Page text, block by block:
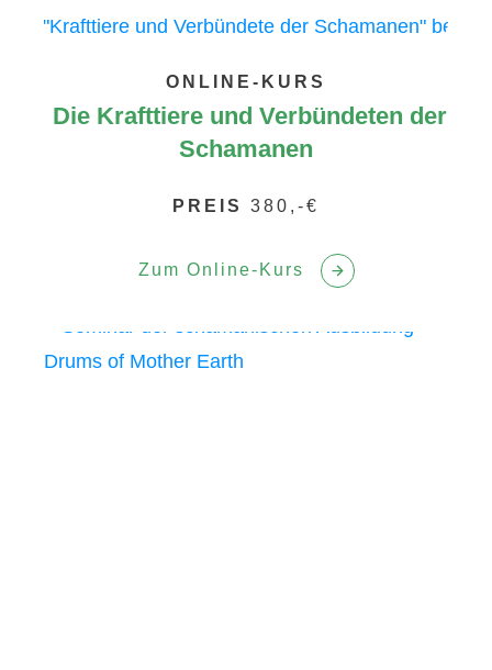
ONLINE-KURS
Die Krafttiere und Verbündeten der
Schamanen
PREIS 380,-€
Zum Online-Kurs